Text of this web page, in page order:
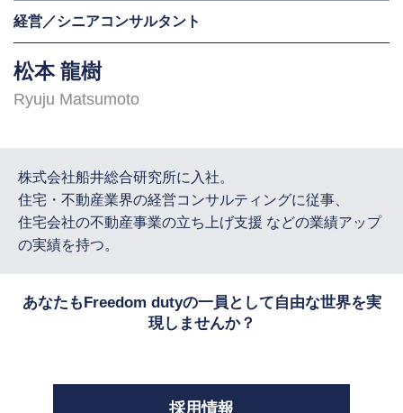
経営／シニアコンサルタント
松本 龍樹
Ryuju Matsumoto
株式会社船井総合研究所に入社。
住宅・不動産業界の経営コンサルティングに従事、
住宅会社の不動産事業の立ち上げ支援 などの業績アップ
の実績を持つ。
あなたもFreedom dutyの一員として自由な世界を実
現しませんか？
採用情報